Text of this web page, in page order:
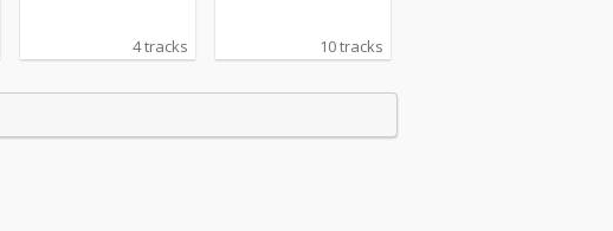
4 tracks 10 tracks